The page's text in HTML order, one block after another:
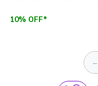
10% OFF*
−